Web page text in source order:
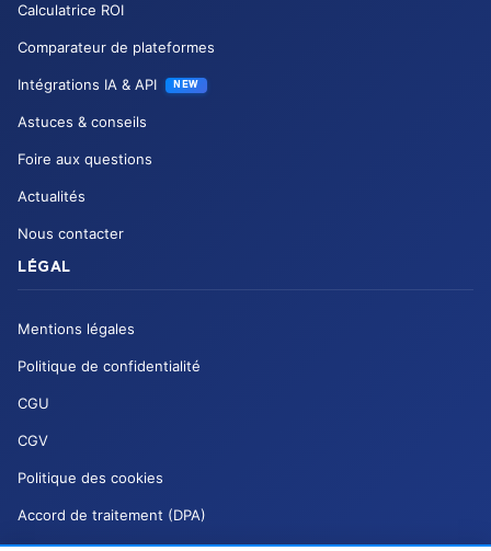
Calculatrice ROI
Comparateur de plateformes
Intégrations IA & API NEW
Astuces & conseils
Foire aux questions
Actualités
Nous contacter
LÉGAL
Mentions légales
Politique de confidentialité
CGU
CGV
Politique des cookies
Accord de traitement (DPA)